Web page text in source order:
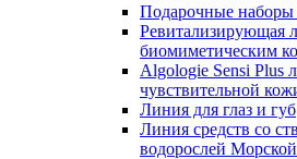
Подарочные
Ревитализирующая
биомиметическим
Algologie Sensi Plus
чувcтвительной
Линия для глаз и губ
Линия средств со
водорослей